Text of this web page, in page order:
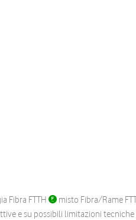
Fibra FTTH misto Fibra/Rame
e su possibili limitazioni tecniche